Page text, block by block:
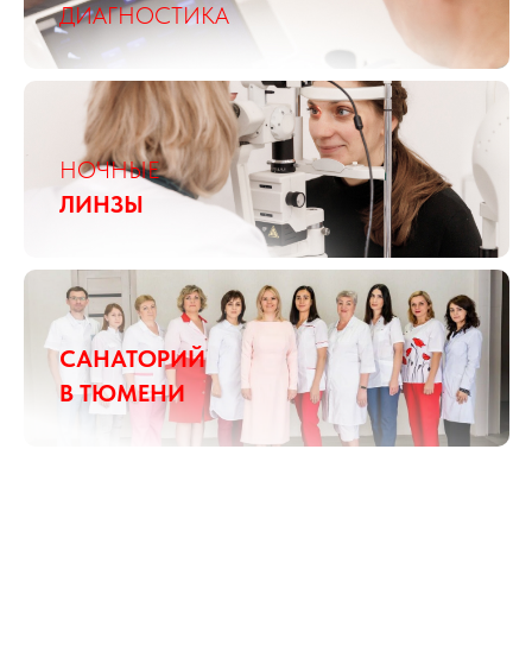
ДИАГНОСТИКА
НОЧНЫЕ
ЛИНЗЫ
САНАТОРИЙ
В ТЮМЕНИ